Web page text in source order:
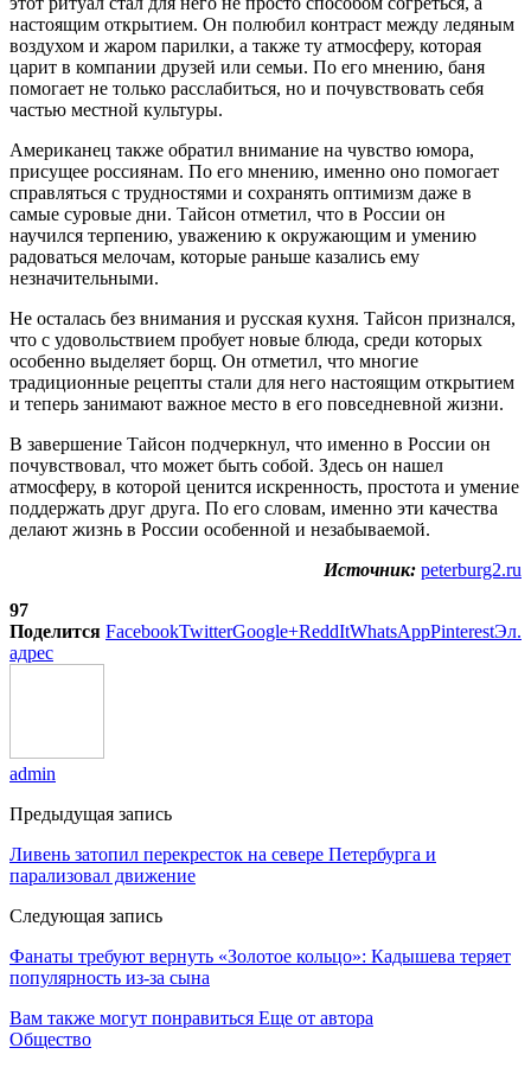
настоящим открытием. Он полюбил контраст между ледяным
воздухом и жаром парилки, а также ту атмосферу, которая
царит в компании друзей или семьи. По его мнению, баня
помогает не только расслабиться, но и почувствовать себя
частью местной культуры.
Американец также обратил внимание на чувство юмора,
присущее россиянам. По его мнению, именно оно помогает
справляться с трудностями и сохранять оптимизм даже в
самые суровые дни. Тайсон отметил, что в России он
научился терпению, уважению к окружающим и умению
радоваться мелочам, которые раньше казались ему
незначительными.
Не осталась без внимания и русская кухня. Тайсон признался,
что с удовольствием пробует новые блюда, среди которых
особенно выделяет борщ. Он отметил, что многие
традиционные рецепты стали для него настоящим открытием
и теперь занимают важное место в его повседневной жизни.
В завершение Тайсон подчеркнул, что именно в России он
почувствовал, что может быть собой. Здесь он нашел
атмосферу, в которой ценится искренность, простота и умение
поддержать друг друга. По его словам, именно эти качества
делают жизнь в России особенной и незабываемой.
Источник: peterburg2.ru
97
Поделится FacebookTwitterGoogle+ReddItWhatsAppPinterestЭл.
адрес
admin
Предыдущая запись
Ливень затопил перекресток на севере Петербурга и
парализовал движение
Следующая запись
Фанаты требуют вернуть «Золотое кольцо»: Кадышева теряет
популярность из-за сына
Вам также могут понравиться Еще от автора
Общество